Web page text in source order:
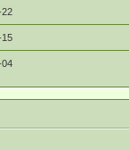
22
15
04